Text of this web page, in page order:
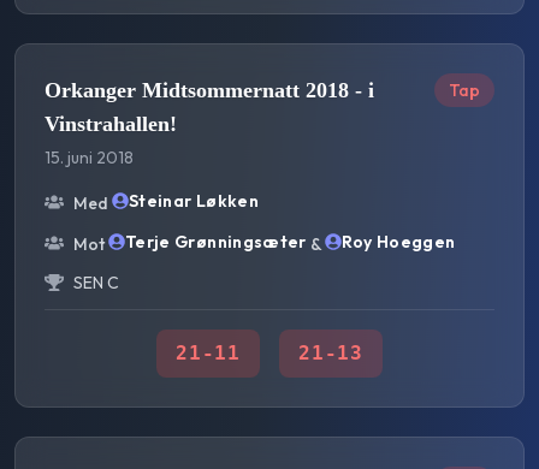
Orkanger Midtsommernatt 2018 - i
Vinstrahallen!
15. juni 2018
Tap
Med
Steinar Løkken
Mot
Terje Grønningsæter &
Roy Hoeggen
SEN C
21 -11 21 -13